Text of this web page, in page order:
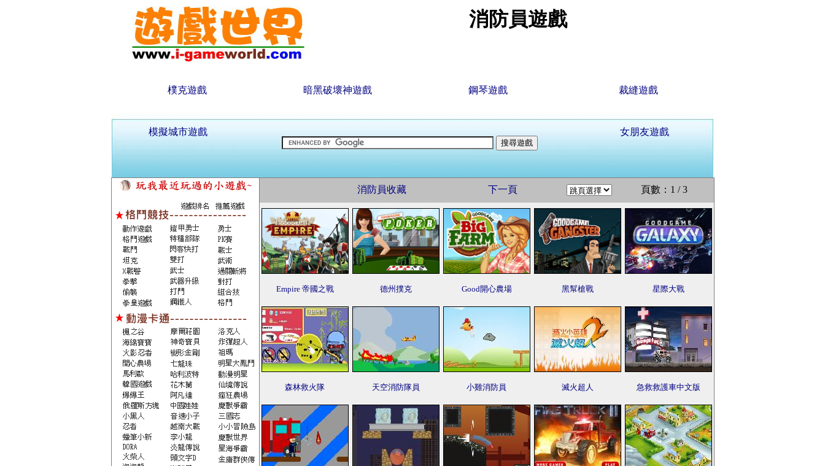
消防員遊戲
樸克遊戲 暗黑破壞神遊戲 鋼琴遊戲 裁縫遊戲
模擬城市遊戲 女朋友遊戲
消防員收藏 下一頁 頁數：1 / 3
Empire 帝國之戰 德州撲克 Good開心農場 黑幫槍戰 星際大戰
森林救火隊 天空消防隊員 小雞消防員 滅火超人 急救救護車中文版